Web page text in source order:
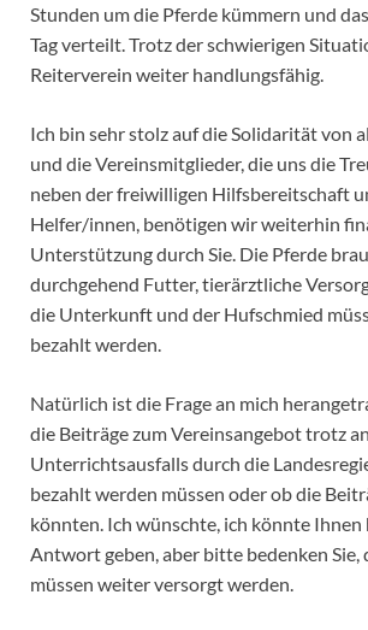
Stunden um die Pferde kümmern und
Tag verteilt. Trotz der schwierigen
Reiterverein weiter handlungsfähig.
Ich bin sehr stolz auf die Solidarität von
und die Vereinsmitglieder, die uns die
neben der freiwilligen Hilfsbereitschaft
Helfer/innen, benötigen wir weiterhin
Unterstützung durch Sie. Die Pferde
durchgehend Futter, tierärztliche
die Unterkunft und der Hufschmied
bezahlt werden.
Natürlich ist die Frage an mich
die Beiträge zum Vereinsangebot trotz
Unterrichtsausfalls durch die
bezahlt werden müssen oder ob die
könnten. Ich wünschte, ich könnte
Antwort geben, aber bitte bedenken Sie,
müssen weiter versorgt werden.